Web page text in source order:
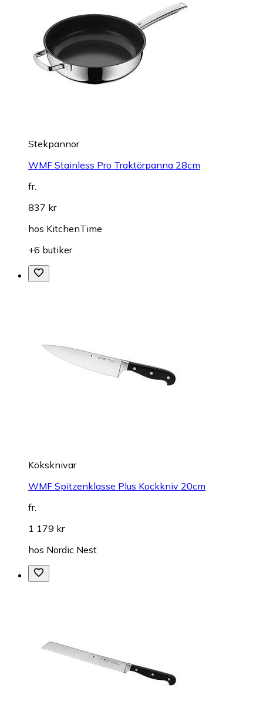
Stekpannor
WMF Stainless Pro Traktörpanna 28cm
fr.
837 kr
hos KitchenTime
+6 butiker
Köksknivar
WMF Spitzenklasse Plus Kockkniv 20cm
fr.
1 179 kr
hos Nordic Nest